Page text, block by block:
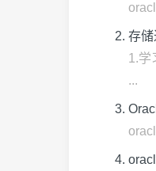
存
1.学
...